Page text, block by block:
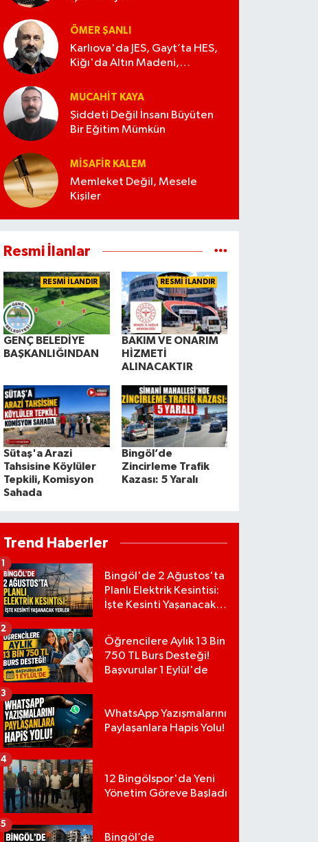
ÖMER ŞANLI
Karlıova'da JES, Gayt’ta HES,
Kiğı'da Altın Madeni,
MUCAHIT KAYA
Şiddeti Değil İnsanı Büyüten
Bir Eğitim Mümkün
MISAFIR KALEM
Memleket Değil, Mesele
Kişiler
Resmi İlanlar
RESMİ İLANDIR
GENÇ BELEDİYE
BAŞKANLIĞINDAN
RESMİ İLANDIR
BAKIM VE ONARIM
HİZMETİ
ALINACAKTIR
Sütaş'a Arazi
Tahsisine Köylüler
Tepkili, Komisyon
Sahada
Bingöl’de
Zincirleme Trafik
Kazası: 5 Yaralı
Trend Haberler
Bingöl'de 2 Ağustos'ta
Planlı Elektrik Kesintisi:
İşte Kesinti Yaşanacak
1
Öğrencilere Aylık 13 Bin
750 TL Burs Desteği!
Başvurular 1 Eylül'de
2
WhatsApp Yazışmalarını
Paylaşanlara Hapis Yolu!
3
12 Bingölspor'da Yeni
Yönetim Göreve Başladı
4
Bingöl’de
5